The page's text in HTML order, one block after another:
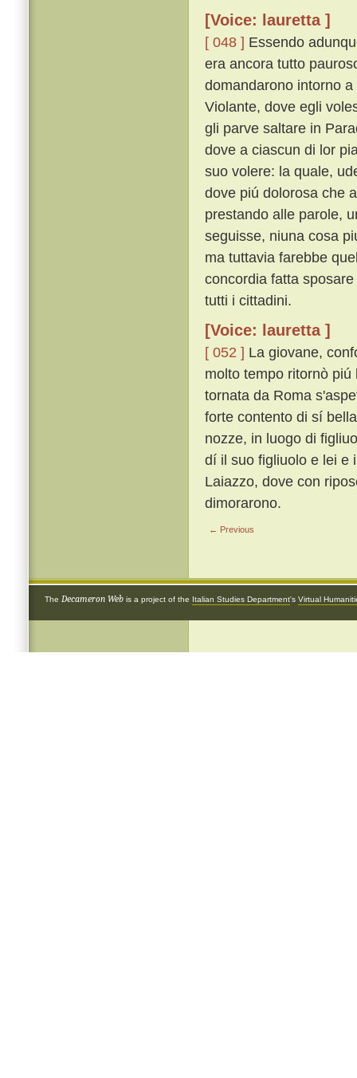
[Voice: lauretta ]
[ 048 ] Essendo
era ancora tutto
domandarono intorno
Violante, dove egli
gli parve saltare in
dove a ciascun di lor
suo volere: la quale,
dove piú dolorosa che
prestando alle parole,
seguisse, niuna cosa
ma tuttavia farebbe
concordia fatta
tutti i cittadini.
[Voice: lauretta ]
[ 052 ] La giovane,
molto tempo ritornò
tornata da Roma
forte contento di sí
nozze, in luogo di
dí il suo figliuolo e lei e
Laiazzo, dove con
dimorarono.
← Previous
The Decameron Web is a project of the Italian Studies Department's Virtual